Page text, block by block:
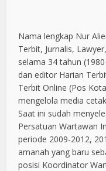
Nama lengkap Nur
Terbit, Jurnalis,
selama 34 tahun
dan editor Harian
Terbit Online (Pos
mengelola media
Saat ini sudah
Persatuan Wartawan
periode 2009-2012,
amanah yang baru
posisi Koordinator